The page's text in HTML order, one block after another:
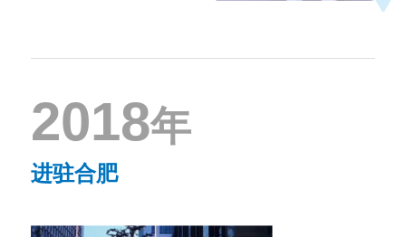
2018年
进驻合肥